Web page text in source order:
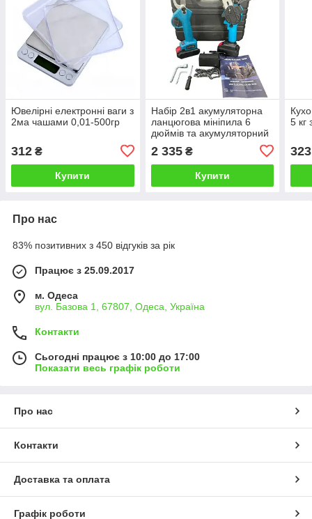
Ювелірні електронні ваги з
2ма чашами 0,01-500гр
312 ₴
Купити
Набір 2в1 акумуляторна
ланцюгова мініпила 6
дюймів та акумуляторний
акумуляторами 24V в
кейсі
2 335₴
Купити
5 кг
323
Про нас
83% позитивних з 450 відгуків за рік
Працює з 25.09.2017
м. Одеса
вул. Базова 1, 67807, Одеса, Україна
Контакти
Сьогодні працює з 10:00 до 17:00
Показати весь графік роботи
Про нас
Контакти
Доставка та оплата
Графік роботи